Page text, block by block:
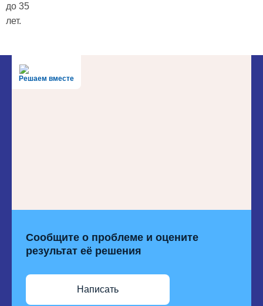
до 35
лет.
Решаем вместе
Сообщите о проблеме и оцените
результат её решения
Написать